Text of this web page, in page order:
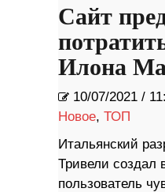
Сайт
Илона
10/07/2021 /
Новое, ТОП
Итальянский
Тривели создал
пользователь